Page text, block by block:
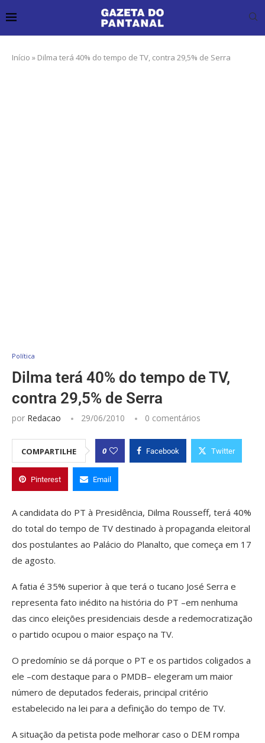
Início » Dilma terá 40% do tempo de TV, contra 29,5% de Serra
Política
Dilma terá 40% do tempo de TV,
contra 29,5% de Serra
por Redacao 29/06/2010 0 comentários
COMPARTILHE 0 Facebook Twitter
Pinterest Email
A candidata do PT à Presidência, Dilma Rousseff, terá 40%
do total do tempo de TV destinado à propaganda eleitoral
dos postulantes ao Palácio do Planalto, que começa em 17
de agosto.
A fatia é 35% superior à que terá o tucano José Serra e
representa fato inédito na história do PT –em nenhuma
das cinco eleições presidenciais desde a redemocratização
o partido ocupou o maior espaço na TV.
O predomínio se dá porque o PT e os partidos coligados a
ele –com destaque para o PMDB– elegeram um maior
número de deputados federais, principal critério
estabelecido na lei para a definição do tempo de TV.
A situação da petista pode melhorar caso o DEM rompa